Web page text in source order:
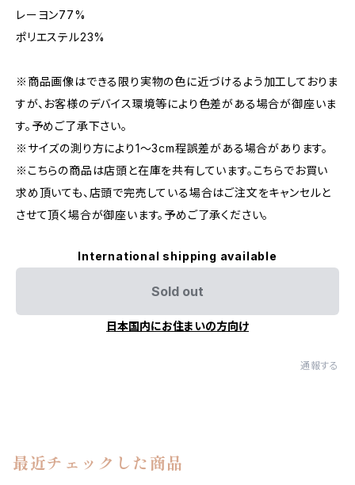
レーヨン77%
ポリエステル23%
※商品画像はできる限り実物の色に近づけるよう加工しておりま
すが、お客様のデバイス環境等により色差がある場合が御座いま
す。予めご了承下さい。
※サイズの測り方により1〜3cm程誤差がある場合があります。
※こちらの商品は店頭と在庫を共有しています。こちらでお買い
求め頂いても、店頭で完売している場合はご注文をキャンセルと
させて頂く場合が御座います。予めご了承ください。
International shipping available
Sold out
日本国内にお住まいの方向け
通報する
最近チェックした商品